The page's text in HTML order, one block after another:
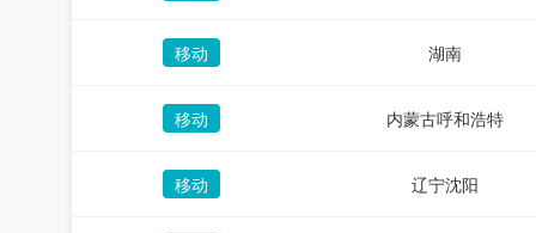
移动 湖南
移动 内蒙古呼和浩特
移动 辽宁沈阳